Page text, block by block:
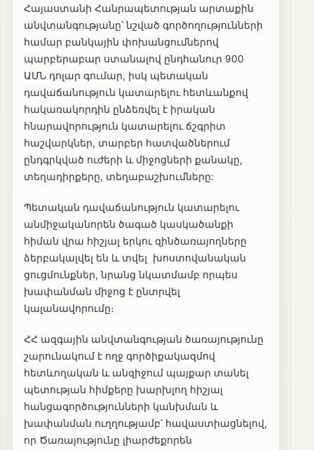
Հայաստանի Հանրապետության արտաքին
անվտանգությանը՝ նշված գործողությունների
համար բանկային փոխանցումներով
պարբերաբար ստանալով ընդհանուր 900
ԱՄՆ դոլար գումար, իսկ պետական
դավաճանություն կատարելու հետևանքով
հակառակորդին ընձեռվել է իրական
հնարավորություն կատարելու ճշգրիտ
հաշվարկներ, տարբեր հատվածներում
ընդգրկված ուժերի և միջոցների քանակը,
տեղադիրքերը, տեղաբաշխումները:
Պետական դավաճանություն կատարելու
անմիջականորեն ծագած կասկածանքի
հիման վրա հիշյալ երկու զինծառայողները
ձերբակալվել են և տվել խոստովանական
ցուցմունքներ, նրանց նկատմամբ որպես
խափանման միջոց է ընտրվել
կալանավորումը։
ՀՀ ազգային անվտանգության ծառայությունը
շարունակում է ողջ գործիքակազմով
հետևողական և անզիջում պայքար տանել
պետության հիմքերը խարխլող հիշյալ
հանցագործությունների կանխման և
խափանման ուղղությամբ՝ հավաստիացնելով,
որ Ծառայությունը լիարժեքորեն